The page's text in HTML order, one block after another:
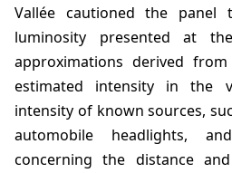
Vallée cautioned the panel
luminosity presented at
approximations derived
estimated intensity in the
intensity of known sources,
automobile headlights,
concerning the distance